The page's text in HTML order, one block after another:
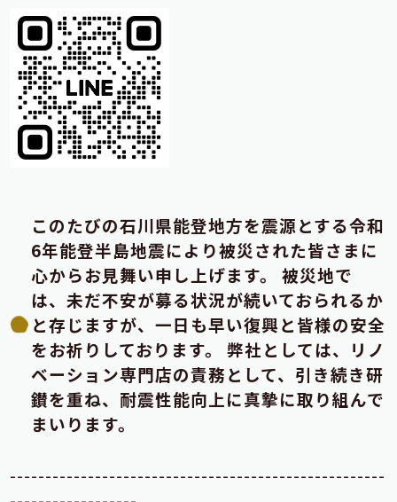
このたびの石川県能登地方を震源とする令和
6年能登半島地震により被災された皆さまに
心からお見舞い申し上げます。 被災地で
は、未だ不安が募る状況が続いておられるか
と存じますが、一日も早い復興と皆様の安全
をお祈りしております。 弊社としては、リノ
ベーション専門店の責務として、引き続き研
鑚を重ね、耐震性能向上に真摯に取り組んで
まいります。
-----------------------------------------------------